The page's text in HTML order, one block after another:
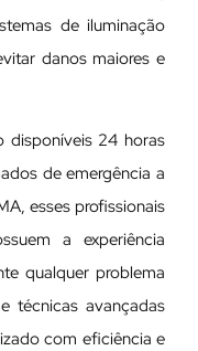
de iluminação
danos maiores e
disponíveis 24 horas
de emergência a
esses profissionais
a experiência
qualquer problema
técnicas avançadas
com eficiência e